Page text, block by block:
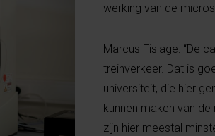
werking van de
Marcus Fislage: “De
treinverkeer. Dat is
universiteit, die hier
kunnen maken van
zijn hier meestal